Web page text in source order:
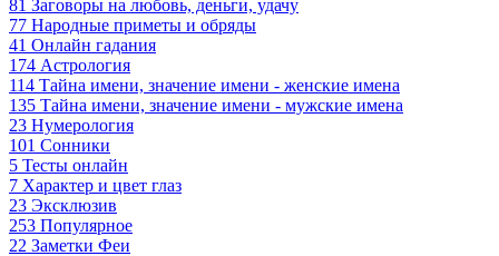
81 Заговоры на любовь, деньги, удачу
77 Народные приметы и обряды
41 Онлайн гадания
174 Астрология
114 Тайна имени, значение имени - женские имена
135 Тайна имени, значение имени - мужские имена
23 Нумерология
101 Сонники
5 Тесты онлайн
7 Характер и цвет глаз
23 Эксклюзив
253 Популярное
22 Заметки Феи